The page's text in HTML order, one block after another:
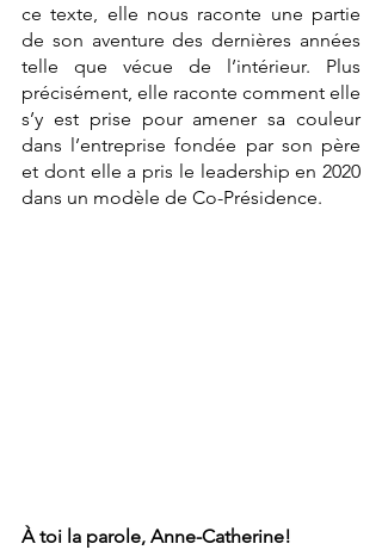
ce texte, elle nous raconte une partie
de son aventure des dernières années
telle que vécue de l’intérieur. Plus
précisément, elle raconte comment elle
s’y est prise pour amener sa couleur
dans l’entreprise fondée par son père
et dont elle a pris le leadership en 2020
dans un modèle de Co-Présidence.
À toi la parole, Anne-Catherine!